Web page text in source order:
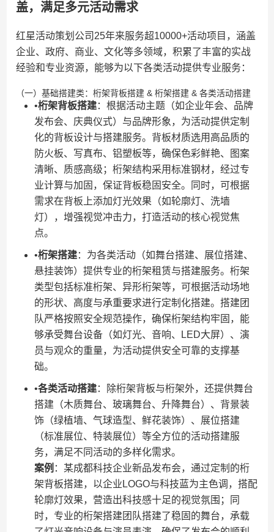
盖，满足多元活动需求
红星活动策划公司25年来服务超10000+活动项目，涵盖
企业、政府、商业、文化等多领域，积累了丰富的实战
经验和专业资源，能够为以下各类活动提供专业服务：
（一）基础搭建类：桁架背板搭建 & 桁架搭建 & 各类活动搭建
•​​桁架背板搭建​​：根据活动主题（如企业年会、品牌
发布会、庆典仪式）与品牌形象，为活动提供定制
化的背板设计与搭建服务。背板材质选用高品质的
防火板、写真布、铝塑板等，确保色彩鲜艳、图案
清晰、质感高级；桁架结构采用标准钢材，经过专
业计算与加固，保证背板稳固安全。同时，可根据
需求在背板上添加灯光效果（如轮廓灯、洗墙
灯），增强视觉冲击力，打造活动的核心视觉焦
点。
•​​桁架搭建​​：为各类活动（如舞台搭建、展位搭建、
悬挂装饰）提供专业的桁架租赁与搭建服务。桁架
类型包括标准桁架、异形桁架等，可根据活动场地
的形状、高度与承重要求进行定制化搭建。搭建团
队严格按照安全规范操作，确保桁架结构牢固，能
够承受舞台设备（如灯光、音响、LED大屏）、演
员与观众的重量，为活动提供安全可靠的支撑基
础。
•​​各类活动搭建​​：除桁架背板与桁架外，还提供舞台
搭建（木质舞台、玻璃舞台、升降舞台）、背景装
饰（绿植墙、气球造型、鲜花装饰）、展位搭建
（标准展位、特装展位）等全方位的活动搭建服
务，满足不同活动的多样化需求。
​案例​ ​：某成都科技企业新品发布会，通过定制的桁
架背板搭建，以企业LOGO与科技蓝为主色调，搭配
轮廓灯效果，营造出科技感十足的视觉氛围；同
时，专业的桁架搭建团队搭建了稳固的舞台，承载